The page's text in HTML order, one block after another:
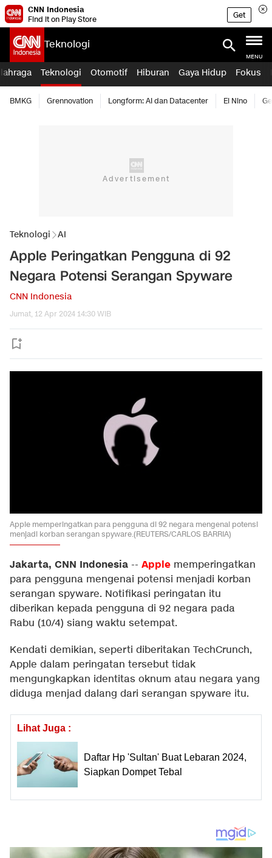
CNN Indonesia
Find it on Play Store
Get
Teknologi
MENU
Teknologi Otomotif Hiburan Gaya Hidup Fokus
BMKG Grennovation Longform: AI dan Datacenter El Nino
Teknologi AI
Apple Peringatkan Pengguna di 92
Negara Potensi Serangan Spyware
CNN Indonesia
Jumat, 12 Apr 2024 14:30 WIB
Apple memperingatkan para pengguna di 92 negara mengenai potensi
menjadi korban serangan spyware.(REUTERS/CARLOS BARRIA)
Jakarta, CNN Indonesia -- Apple memperingatkan
para pengguna mengenai potensi menjadi korban
serangan spyware. Notifikasi peringatan itu
diberikan kepada pengguna di 92 negara pada
Rabu (10/4) siang waktu setempat.
Kendati demikian, seperti diberitakan TechCrunch,
Apple dalam peringatan tersebut tidak
mengungkapkan identitas oknum atau negara yang
diduga menjad dalang dari serangan spyware itu.
Lihat Juga :
Daftar Hp 'Sultan' Buat Lebaran 2024,
Siapkan Dompet Tebal